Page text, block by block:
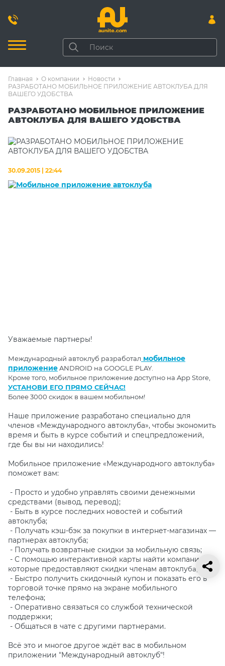
Главная О компании
Новости
РАЗРАБОТАНО МОБИЛЬНОЕ ПРИЛОЖЕНИЕ АВТОКЛУБА ДЛЯ
ВАШЕГО УДОБСТВА
РАЗРАБОТАНО МОБИЛЬНОЕ ПРИЛОЖЕНИЕ
АВТОКЛУБА ДЛЯ ВАШЕГО УДОБСТВА
30.09.2015 | 22:44
Уважаемые партнеры!
Международный автоклуб разработал мобильное
приложениеANDROID на GOOGLE PLAY.
Кроме того, мобильное приложение доступно на App Store,
УСТАНОВИ ЕГО ПРЯМО СЕЙЧАС!
Более 3000 скидок в вашем мобильном!
Наше приложение разработано специально для
членов «Международного автоклуба», чтобы экономить
время и быть в курсе событий и спецпредложений,
где бы вы ни находились!
Мобильное приложение «Международного автоклуба»
поможет вам:
- Просто и удобно управлять своими денежными
средствами (вывод, перевод);
- Быть в курсе последних новостей и событий
автоклуба;
- Получать кэш-бэк за покупки в интернет-магазинах —
партнерах автоклуба;
- Получать возвратные скидки за мобильную связь;
- С помощью интерактивной карты найти компании,
которые предоставляют скидки членам автоклуба;
- Быстро получить скидочный купон и показать его в
торговой точке прямо на экране мобильного
телефона;
- Оперативно связаться со службой технической
поддержки;
- Общаться в чате с другими партнерами.
Всё это и многое другое ждёт вас в мобильном
приложении "Международный автоклуб"!